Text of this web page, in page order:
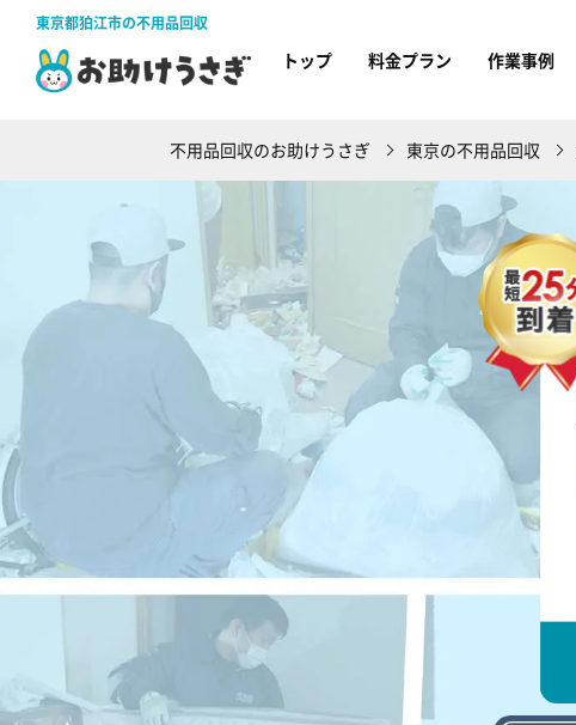
東京都狛江市の不用品回収
トップ 料金プラン 作業事例
不用品回収のお助けうさぎ 東京の不用品回収